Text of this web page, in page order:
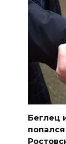
В
06
В
06
Беглец